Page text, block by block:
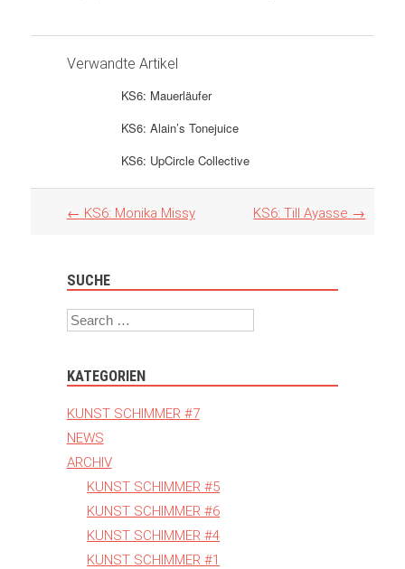
Verwandte Artikel
KS6: Mauerläufer
KS6: Alain’s Tonejuice
KS6: UpCircle Collective
Artikel
← KS6: Monika Missy KS6: Till Ayasse →
SUCHE
Search
KATEGORIEN
KUNST SCHIMMER #7
NEWS
ARCHIV
KUNST SCHIMMER #5
KUNST SCHIMMER #6
KUNST SCHIMMER #4
KUNST SCHIMMER #1